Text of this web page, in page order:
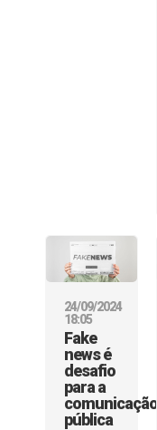
24/09/2024
18:05
Fake
news é
desafio
para a
comunicação
pública